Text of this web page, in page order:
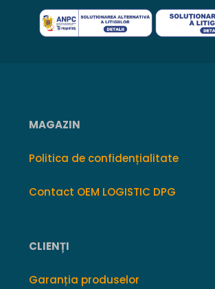
MAGAZIN
Politica de confidențialitate
Contact OEM LOGISTIC DPG
CLIENȚI
Garanția produselor